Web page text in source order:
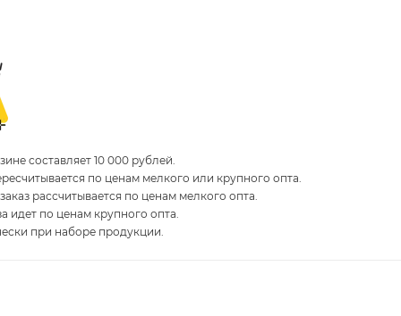
составляет 10 000 рублей.
по ценам мелкого или крупного опта.
рассчитывается по ценам мелкого опта.
идет по ценам крупного опта.
при наборе продукции.